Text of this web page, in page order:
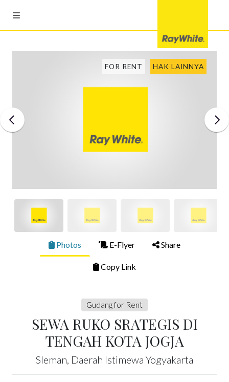
FOR RENT HAK LAINNYA
Photos E-Flyer Share
Copy Link
Gudang for Rent
SEWA RUKO SRATEGIS DI
TENGAH KOTA JOGJA
Sleman, Daerah Istimewa Yogyakarta